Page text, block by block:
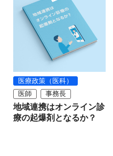
医療政策（医科）
医師
事務長
地域連携はオンライン診
療の起爆剤となるか？